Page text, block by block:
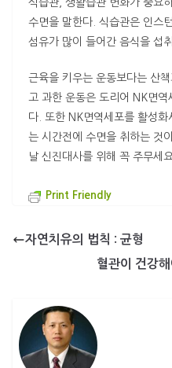
식습관, 생활습관 변화가 중요
수면을 말한다. 식습관은 인스
섬유가 많이 들어간 음식을 섭
근육을 키우는 운동보다는 산
고 과한 운동은 도리어 NK면역
다. 또한 NK면역세포를 활성화
는 시간전에 수면을 취하는 것
날 신진대사를 위해 꼭 주무세
Print Friendly
자연치유의 법칙 : 균형
혈관이 건강